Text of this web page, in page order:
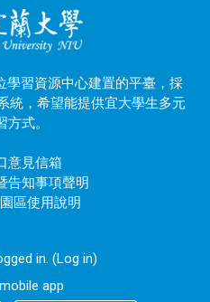
學習資源中心建置的平臺，採
統，希望能提供宜大學生多元
方式。
意見信箱
告知事項聲明
區使用說明
in. (Log in)
app